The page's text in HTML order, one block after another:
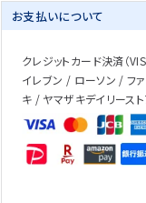
お支払いについて
クレジットカード決済（
イレブン / ローソン / フ
キ / ヤマザキデイリース